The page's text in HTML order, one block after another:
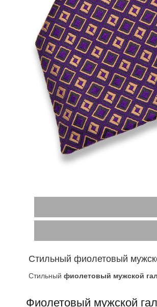
Стильный фиолетовый
Стильный фиолетовый мужской
Фиолетовый мужской